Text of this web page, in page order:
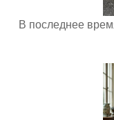
В последнее